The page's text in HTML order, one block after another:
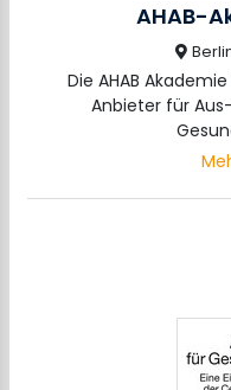
AHAB-
Die AHAB
Anbieter für